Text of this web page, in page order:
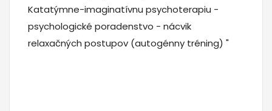
Katatýmne-imaginatívnu psychoterapiu -
psychologické poradenstvo - nácvik
relaxačných postupov (autogénny tréning) "